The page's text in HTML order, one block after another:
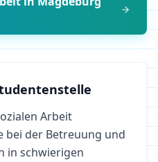
Arbeit
bei der Betreuung und
in schwierigen